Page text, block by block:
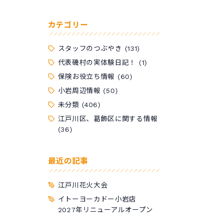
カテゴリー
スタッフのつぶやき (131)
代表磯村の実体験日記！
(1)
保険お役立ち情報 (60)
小岩周辺情報 (50)
未分類 (406)
江戸川区、葛飾区に関する情報
(36)
最近の記事
江戸川花火大会
イトーヨーカドー小岩店
2027年リニューアルオープン